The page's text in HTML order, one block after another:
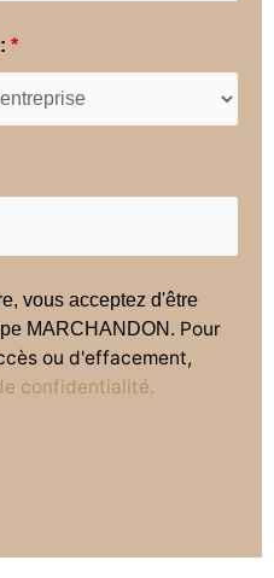
*
vous acceptez d'être
MARCHANDON. Pour
ou d'effacement,
confidentialité.